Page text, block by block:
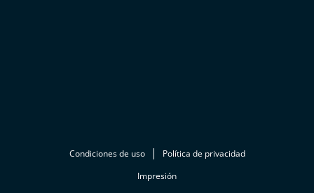
Condiciones de uso
Política de privacidad
Impresión